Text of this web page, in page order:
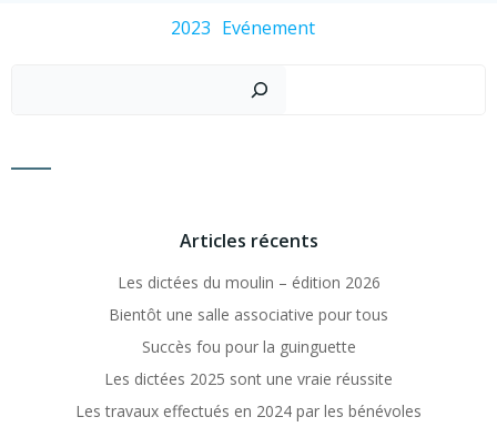
2023 Evénement
Articles récents
Les dictées du moulin – édition 2026
Bientôt une salle associative pour tous
Succès fou pour la guinguette
Les dictées 2025 sont une vraie réussite
Les travaux effectués en 2024 par les bénévoles